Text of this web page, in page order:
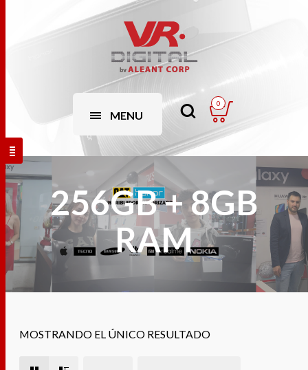
MENU
0
256GB + 8GB
RAM
MOSTRANDO EL ÚNICO RESULTADO